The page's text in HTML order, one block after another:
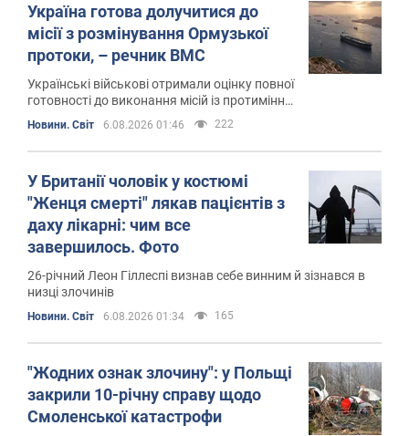
Україна готова долучитися до
місії з розмінування Ормузької
протоки, – речник ВМС
Українські військові отримали оцінку повної
готовності до виконання місій із протимінної
діяльності під час навчань Sea Breeze 2026
Новини. Світ 6.08.2026 01:46 222
У Британії чоловік у костюмі
"Женця смерті" лякав пацієнтів з
даху лікарні: чим все
завершилось. Фото
26-річний Леон Гіллеспі визнав себе винним й зізнався в
низці злочинів
Новини. Світ 6.08.2026 01:34 165
"Жодних ознак злочину": у Польщі
закрили 10-річну справу щодо
Смоленської катастрофи